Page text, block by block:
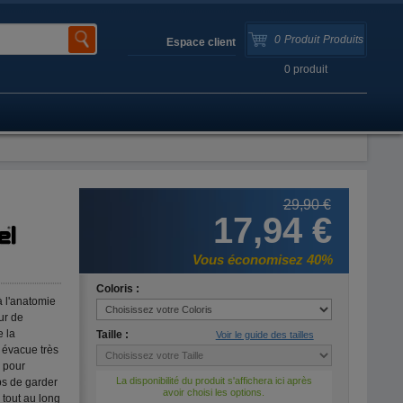
0 Produit Produits
0 produit
Espace client
l'anatomie
de
la
très
pour
de garder
au long
29,90 €
17,94 €
Vous économisez 40%
Coloris :
Taille : Voir le guide des tailles
La disponibilité du produit s'affichera ici après
avoir choisi les options.